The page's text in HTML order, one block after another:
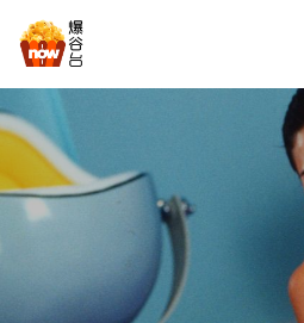
搜尋
全部類型
驚慄